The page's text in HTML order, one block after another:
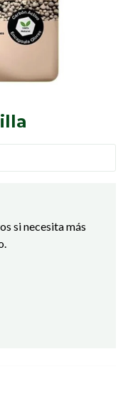
si necesita más